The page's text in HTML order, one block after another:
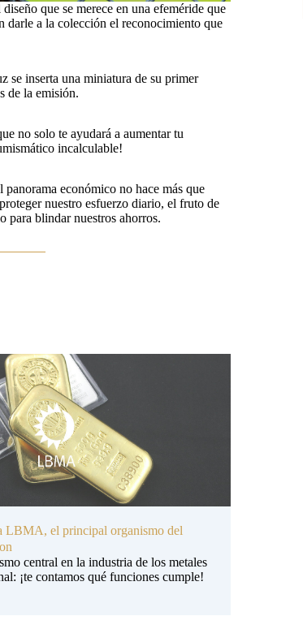
que se merece en una efeméride que
darle a la colección el reconocimiento que
se inserta una miniatura de su primer
de la emisión.
no solo te ayudará a aumentar tu
incalculable!
económico no hace más que
nuestro esfuerzo diario, el fruto de
para blindar nuestros ahorros.
LBMA, el principal organismo del
central en la industria de los metales
¡te contamos qué funciones cumple!